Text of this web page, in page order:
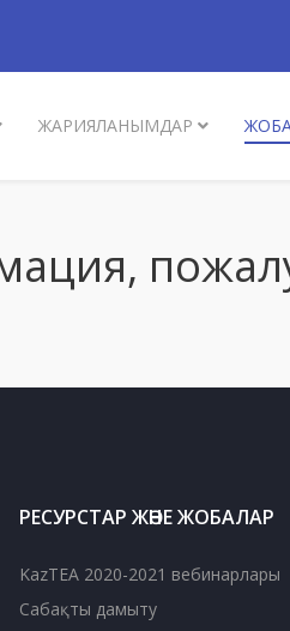
ЖАРИЯЛАНЫМДАР
РЕСУРСТАР ЖӘНЕ ЖОБАЛАР
KazTEA 2020-2021 вебинарлары
Сабақты дамыту